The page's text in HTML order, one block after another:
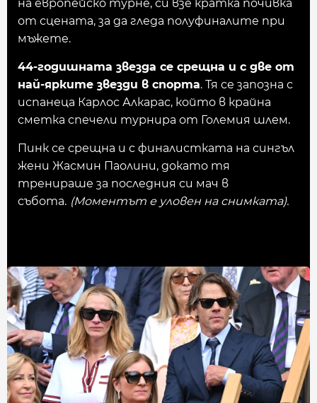
на европейско турне, си взе кратка почивка
от сцената, за да гледа полуфиналите при
мъжете.
44-годишната звезда се срещна и с две от
най-ярките звезди в спорта. Тя се запозна с
испанеца Карлос Алкарас, който в крайна
сметка спечели турнира от Големия шлем.
Пинк се срещна и с финалистката на сингъл
жени Жасмин Паолини, докато тя
тренираше за последния си мач в
събота. (Моментът е уловен на снимката).